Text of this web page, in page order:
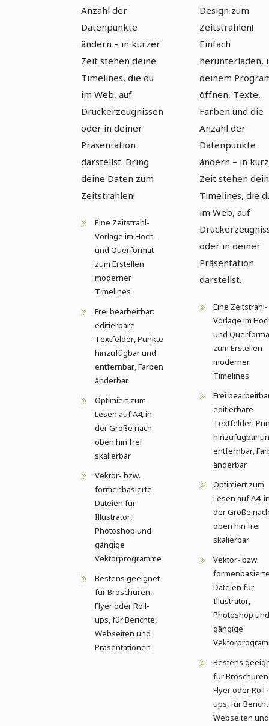
Anzahl der
Datenpunkte
ändern – in kurzer
Zeit stehen deine
Timelines, die du
im Web, auf
Druckerzeugnissen
oder in deiner
Präsentation
darstellst. Bring
deine Daten zum
Zeitstrahlen!
Eine Zeitstrahl-
Vorlage im Hoch-
und Querformat
zum Erstellen
moderner
Timelines
Frei bearbeitbar:
editierbare
Textfelder, Punkte
hinzufügbar und
entfernbar, Farben
änderbar
Optimiert zum
Lesen auf A4, in
der Größe nach
oben hin frei
skalierbar
Vektor- bzw.
formenbasierte
Dateien für
Illustrator,
Photoshop und
gängige
Vektorprogramme
Bestens geeignet
für Broschüren,
Flyer oder Roll-
ups, für Berichte,
Webseiten und
Präsentationen
Design zum
Zeitstrahlen!
Einfach
herunterladen,
deinem
öffnen, Texte,
Farben und die
Anzahl der
Datenpunkte
ändern – in
Zeit stehen
Timelines, die
im Web, auf
oder in deiner
Präsentation
darstellst.
Eine Zeitstrahl-
Vorlage im
und
zum Erstellen
moderner
Timelines
Frei
editierbare
Textfelder,
hinzufügbar
entfernbar,
änderbar
Optimiert zum
Lesen auf A4,
der Größe
oben hin frei
skalierbar
Vektor- bzw.
Dateien für
Illustrator,
Photoshop und
gängige
Bestens
für
Flyer oder Roll-
ups, für
Webseiten und